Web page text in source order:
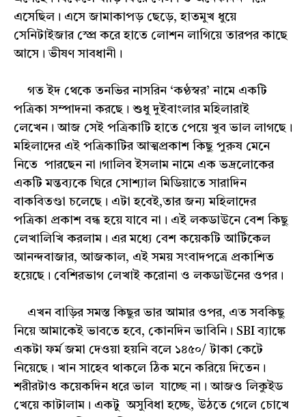
এসেছিল। এসে জামাকাপড় ছেড়ে, হাতমুখ ধুয়ে
সেনিটাইজার স্প্রে করে হাতে লোশন লাগিয়ে তারপর কাছে
আসে। ভীষণ সাবধানী।
গত ইদ থেকে তনভির নাসরিন ‘কণ্ঠস্বর’ নামে একটি
পত্রিকা সম্পাদনা করছে। শুধু দুইবাংলার মহিলারাই
লেখেন। আজ সেই পত্রিকাটি হাতে পেয়ে খুব ভাল লাগছে।
মহিলাদের এই পত্রিকাটির আত্মপ্রকাশ কিছু পুরুষ মেনে
নিতে পারছেন না।গালিব ইসলাম নামে এক ভদ্রলোকের
একটি মন্তব্যকে ঘিরে সোশ্যাল মিডিয়াতে সারাদিন
বাকবিতণ্ডা চলেছে। এটা হবেই,তার জন্য মহিলাদের
পত্রিকা প্রকাশ বন্ধ হয়ে যাবে না। এই লকডাউনে বেশ কিছু
লেখালিখি করলাম। এর মধ্যে বেশ কয়েকটি আর্টিকেল
আনন্দবাজার, আজকাল, এই সময় সংবাদপত্রে প্রকাশিত
হয়েছে। বেশিরভাগ লেখাই করোনা ও লকডাউনের ওপর।
এখন বাড়ির সমস্ত কিছুর ভার আমার ওপর, এত সবকিছু
নিয়ে আমাকেই ভাবতে হবে, কোনদিন ভাবিনি। SBI ব্যাঙ্কে
একটা ফর্ম জমা দেওয়া হয়নি বলে ১৪৫০/ টাকা কেটে
নিয়েছে। খান সাহেব থাকলে ঠিক মনে করিয়ে দিতেন।
শরীরটাও কয়েকদিন ধরে ভাল যাচ্ছে না। আজও লিকুইড
খেয়ে কাটালাম। একটু অসুবিধা হচ্ছে, উঠতে গেলে চোখে